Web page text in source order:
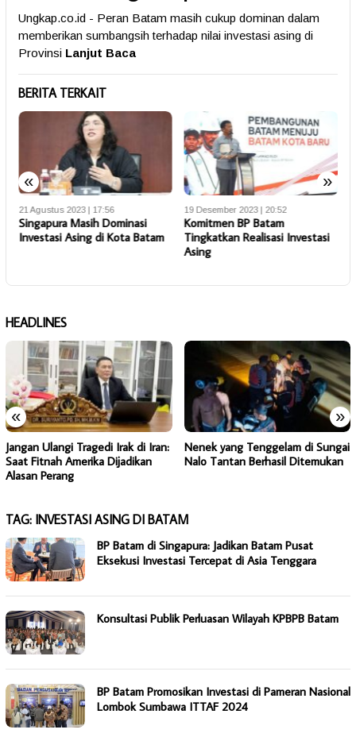
Ungkap.co.id - Peran Batam masih cukup dominan dalam
memberikan sumbangsih terhadap nilai investasi asing di
Provinsi Lanjut Baca
BERITA TERKAIT
« »
21 Agustus 2023 | 17:56
Singapura Masih Dominasi
Investasi Asing di Kota Batam
19 Desember 2023 | 20:52
Komitmen BP Batam
Tingkatkan Realisasi Investasi
Asing
HEADLINES
« »
Jangan Ulangi Tragedi Irak di Iran:
Saat Fitnah Amerika Dijadikan
Alasan Perang
Nenek yang Tenggelam di Sungai
Nalo Tantan Berhasil Ditemukan
TAG: INVESTASI ASING DI BATAM
BP Batam di Singapura: Jadikan Batam Pusat
Eksekusi Investasi Tercepat di Asia Tenggara
Konsultasi Publik Perluasan Wilayah KPBPB Batam
BP Batam Promosikan Investasi di Pameran Nasional
Lombok Sumbawa ITTAF 2024